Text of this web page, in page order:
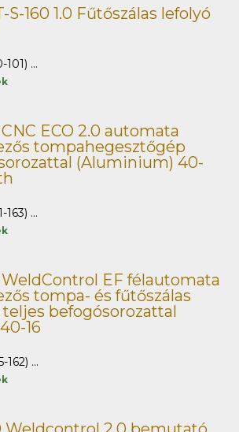
S-160 1.0 Fűtőszálas lefolyó
...
ECO 2.0 automata
tompahegesztőgép
(Aluminium) 40-
...
WeldControl EF félautomata
tompa- és fűtőszálas
befogósorozattal
16
162) ...